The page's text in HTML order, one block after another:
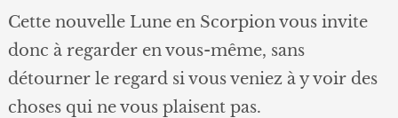
Cette nouvelle Lune en Scorpion vous invite
donc à regarder en vous-même, sans
détourner le regard si vous veniez à y voir des
choses qui ne vous plaisent pas.